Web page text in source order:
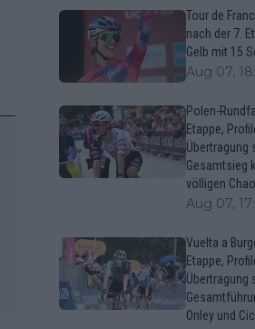
Tour de
nach der 7.
Gelb mit 15
Aug 07,
Polen-
Etappe,
Übertragung
Gesamtsieg
völligen
Aug 07,
Vuelta a
Etappe,
Übertragung
Onley und